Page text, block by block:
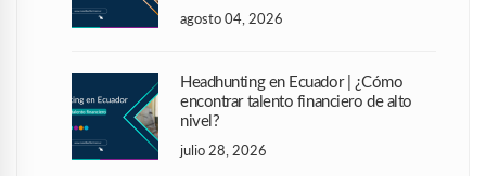
agosto 04, 2026
Headhunting en Ecuador | ¿Cómo
encontrar talento financiero de alto
nivel?
julio 28, 2026